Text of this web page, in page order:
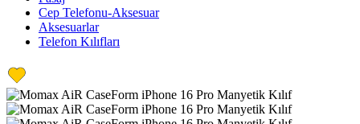
Cep Telefonu-Aksesuar
Aksesuarlar
Telefon Kılıfları